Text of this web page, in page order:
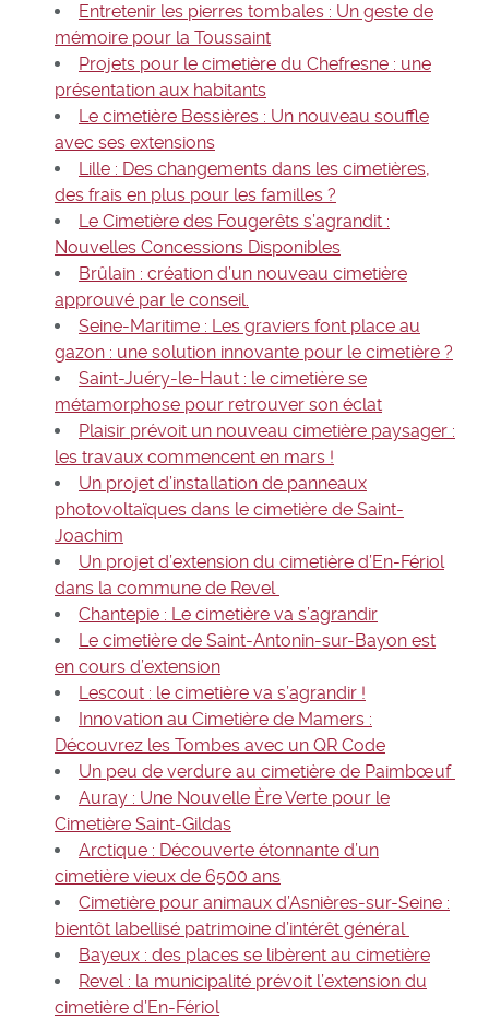
Entretenir les pierres tombales : Un geste de
mémoire pour la Toussaint
Projets pour le cimetière du Chefresne : une
présentation aux habitants
Le cimetière Bessières : Un nouveau souffle
avec ses extensions
Lille : Des changements dans les cimetières,
des frais en plus pour les familles ?
Le Cimetière des Fougerêts s’agrandit :
Nouvelles Concessions Disponibles
Brûlain : création d’un nouveau cimetière
approuvé par le conseil.
Seine-Maritime : Les graviers font place au
gazon : une solution innovante pour le cimetière ?
Saint-Juéry-le-Haut : le cimetière se
métamorphose pour retrouver son éclat
Plaisir prévoit un nouveau cimetière paysager :
les travaux commencent en mars !
Un projet d’installation de panneaux
photovoltaïques dans le cimetière de Saint-
Joachim
Un projet d’extension du cimetière d’En-Fériol
dans la commune de Revel
Chantepie : Le cimetière va s’agrandir
Le cimetière de Saint-Antonin-sur-Bayon est
en cours d’extension
Lescout : le cimetière va s’agrandir !
Innovation au Cimetière de Mamers :
Découvrez les Tombes avec un QR Code
Un peu de verdure au cimetière de Paimbœuf
Auray : Une Nouvelle Ère Verte pour le
Cimetière Saint-Gildas
Arctique : Découverte étonnante d’un
cimetière vieux de 6500 ans
Cimetière pour animaux d’Asnières-sur-Seine :
bientôt labellisé patrimoine d’intérêt général
Bayeux : des places se libèrent au cimetière
Revel : la municipalité prévoit l’extension du
cimetière d’En-Fériol